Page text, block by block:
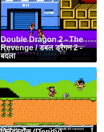
Double Dragon 2 - The
Revenge / डबल ड्रैगन 2 -
बदला